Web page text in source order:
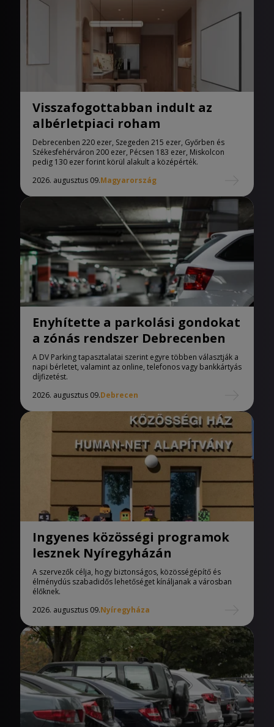
Visszafogottabban indult az
albérletpiaci roham
Debrecenben 220 ezer, Szegeden 215 ezer, Győrben és
Székesfehérváron 200 ezer, Pécsen 183 ezer, Miskolcon
pedig 130 ezer forint körül alakult a középérték.
2026. augusztus 09.Magyarország
Enyhítette a parkolási gondokat
a zónás rendszer Debrecenben
A DV Parking tapasztalatai szerint egyre többen választják a
napi bérletet, valamint az online, telefonos vagy bankkártyás
díjfizetést.
2026. augusztus 09.Debrecen
Ingyenes közösségi programok
lesznek Nyíregyházán
A szervezők célja, hogy biztonságos, közösségépítő és
élménydús szabadidős lehetőséget kínáljanak a városban
élőknek.
2026. augusztus 09.Nyíregyháza